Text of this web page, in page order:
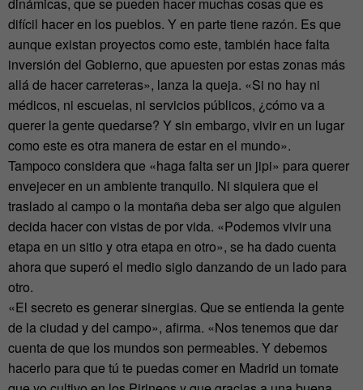
dinámicas, que se pueden hacer muchas cosas que es
difícil hacer en los pueblos. Y en parte tiene razón. Es que
aunque existan proyectos como este, también hace falta
inversión del Gobierno, que apuesten por estas zonas más
allá de hacer carreteras», lanza la queja. «Si no hay ni
médicos, ni escuelas, ni servicios públicos, ¿cómo va a
querer la gente quedarse? Y sin embargo, vivir en un lugar
como este es otra manera de estar en el mundo».
Tampoco considera que «haga falta ser un jipi» para querer
envejecer en un ambiente tranquilo. Ni siquiera que el
traslado al campo o la montaña deba ser algo que alguien
decida hacer con vistas de por vida. «Podemos vivir una
etapa en un sitio y otra etapa en otro», se ha dado cuenta
ahora que superó el medio siglo danzando de un lado para
otro.
«El secreto es generar sinergias. Que se entienda la gente
de la ciudad y del campo», afirma. «Nos tenemos que dar
cuenta de que los mundos son permeables. Y debemos
hacerlo para que tú te puedas comer en Madrid un tomate